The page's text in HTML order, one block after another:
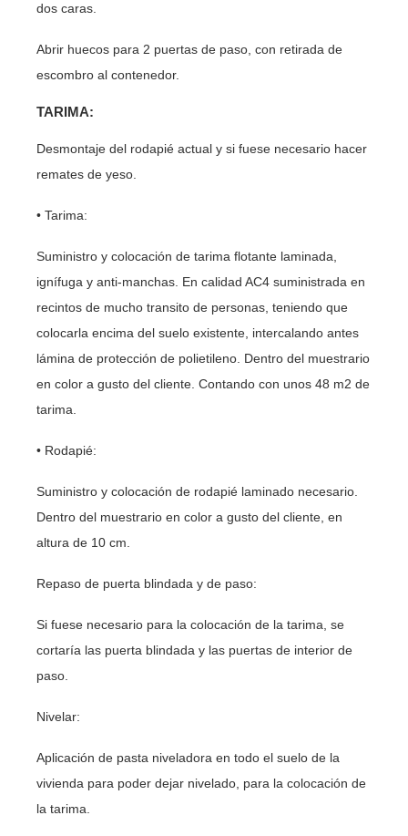
dos caras.
Abrir huecos para 2 puertas de paso, con retirada de
escombro al contenedor.
TARIMA:
Desmontaje del rodapié actual y si fuese necesario hacer
remates de yeso.
• Tarima:
Suministro y colocación de tarima flotante laminada,
ignífuga y anti-manchas. En calidad AC4 suministrada en
recintos de mucho transito de personas, teniendo que
colocarla encima del suelo existente, intercalando antes
lámina de protección de polietileno. Dentro del muestrario
en color a gusto del cliente. Contando con unos 48 m2 de
tarima.
• Rodapié:
Suministro y colocación de rodapié laminado necesario.
Dentro del muestrario en color a gusto del cliente, en
altura de 10 cm.
Repaso de puerta blindada y de paso:
Si fuese necesario para la colocación de la tarima, se
cortaría las puerta blindada y las puertas de interior de
paso.
Nivelar:
Aplicación de pasta niveladora en todo el suelo de la
vivienda para poder dejar nivelado, para la colocación de
la tarima.